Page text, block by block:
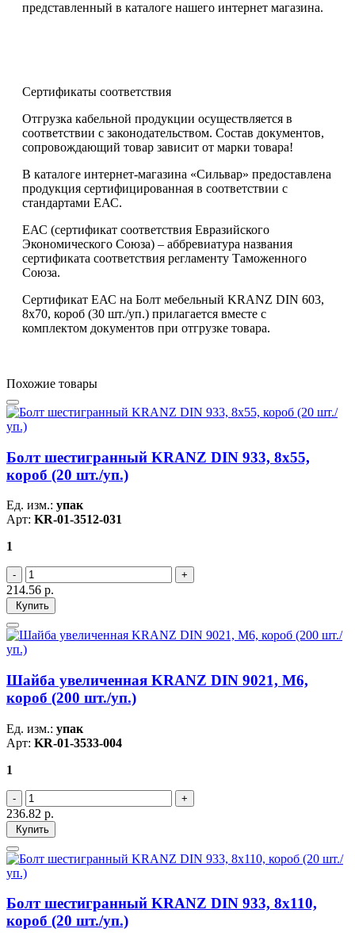
представленный в каталоге нашего интернет магазина.
Сертификаты соответствия
Отгрузка кабельной продукции осуществляется в
соответствии с законодательством. Состав документов,
сопровождающий товар зависит от марки товара!
В каталоге интернет-магазина «Сильвар» предоставлена
продукция сертифицированная в соответствии с
стандартами ЕАС.
ЕАС (сертификат соответствия Евразийского
Экономического Союза) – аббревиатура названия
сертификата соответствия регламенту Таможенного
Союза.
Сертификат ЕАС на Болт мебельный KRANZ DIN 603,
8х70, короб (30 шт./уп.) прилагается вместе с
комплектом документов при отгрузке товара.
Похожие товары
Болт шестигранный KRANZ DIN 933, 8х55,
короб (20 шт./уп.)
Ед. изм.: упак
Арт: KR-01-3512-031
1
214.56 р.
Купить
Шайба увеличенная KRANZ DIN 9021, M6,
короб (200 шт./уп.)
Ед. изм.: упак
Арт: KR-01-3533-004
1
236.82 р.
Купить
Болт шестигранный KRANZ DIN 933, 8х110,
короб (20 шт./уп.)